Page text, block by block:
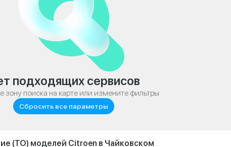
подходящих сервисов
зону поиска на карте или измените фильтры
Сбросить все параметры
(ТО) моделей Citroen в Чайковском